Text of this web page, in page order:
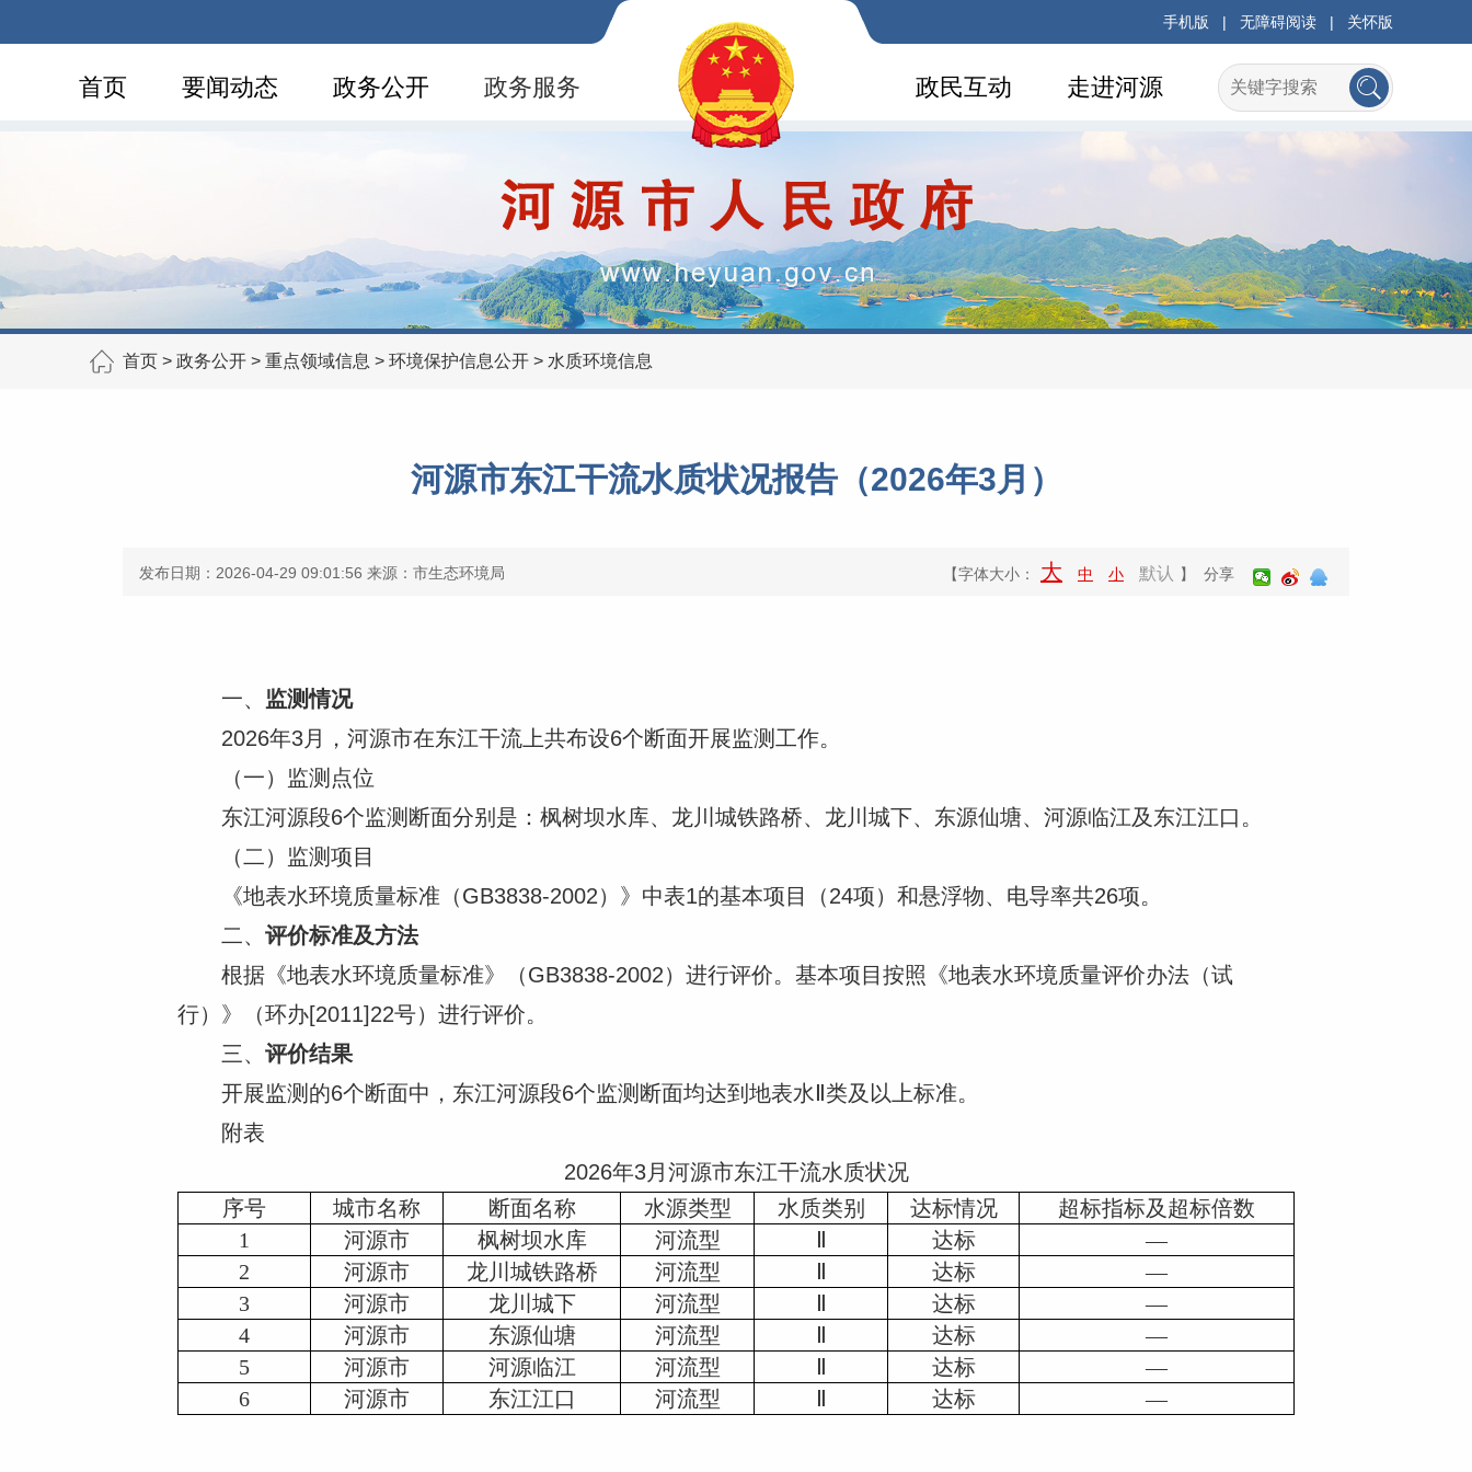
手机版 | 无障碍阅读 | 关怀版
首页 要闻动态 政务公开 政务服务 走进河源
政民互动
首页 > 政务公开 > 重点领域信息 > 环境保护信息公开 > 水质环境信息
河源市东江干流水质状况报告（2026年3月）
发布日期：2026-04-29 09:01:56 来源：市生态环境局 【字体大小： 大 中 小 默认 】 分享
一、 监测情况
2026年3月，河源市在东江干流上共布设6个断面开展监测工作。
（一）监测点位
东江河源段6个监测断面分别是：枫树坝水库、龙川城铁路桥、龙川城下、东源仙塘、河源临江及东江江口。
（二）监测项目
《地表水环境质量标准（GB3838-2002）》中表1的基本项目（24项）和悬浮物、电导率共26项。
二、 评价标准及方法
根据《地表水环境质量标准》（GB3838-2002）进行评价。基本项目按照《地表水环境质量评价办法（试
行）》（环办[2011]22号）进行评价。
三、 评价结果
开展监测的6个断面中，东江河源段6个监测断面均达到地表水Ⅱ类及以上标准。
附表
2026年3月河源市东江干流水质状况
序号
城市名称 断面名称 水源类型 水质类别 达标情况
超标指标及超标倍数
1
河源市 枫树坝水库 河流型 达标
—
2
河源市 龙川城铁路桥 河流型 达标
—
3
河源市 龙川城下 河流型 达标
—
4
河源市 东源仙塘 河流型 达标
—
5
河源市 河源临江 河流型 达标
—
6
河源市 东江江口 河流型 达标 —